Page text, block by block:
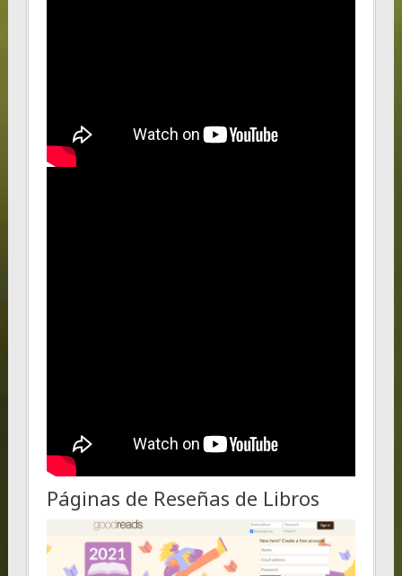
Páginas de Reseñas de Libros